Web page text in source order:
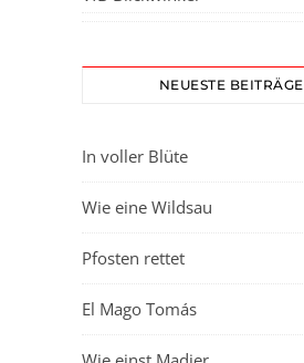
NEUESTE BEITRÄGE
In voller Blüte
Wie eine Wildsau
Pfosten rettet
El Mago Tomás